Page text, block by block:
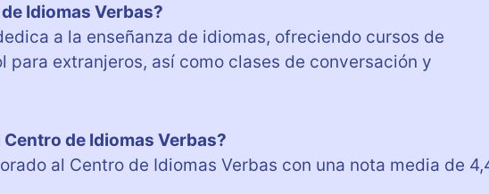
Idiomas Verbas?
a la enseñanza de idiomas, ofreciendo cursos de
para extranjeros, así como clases de conversación y
de Idiomas Verbas?
al Centro de Idiomas Verbas con una nota media de